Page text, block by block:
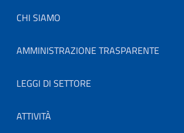
Footer menu
CHI SIAMO
AMMINISTRAZIONE TRASPARENTE
LEGGI DI SETTORE
ATTIVITÀ